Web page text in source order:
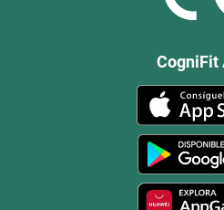
CogniFit